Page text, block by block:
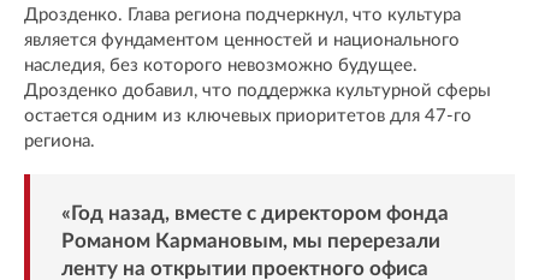
Дрозденко. Глава региона подчеркнул, что культура
является фундаментом ценностей и национального
наследия, без которого невозможно будущее.
Дрозденко добавил, что поддержка культурной сферы
остается одним из ключевых приоритетов для 47-го
региона.
«Год назад, вместе с директором фонда
Романом Кармановым, мы перерезали
ленту на открытии проектного офиса